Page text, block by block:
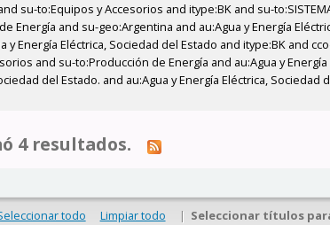
su-to:Equipos y Accesorios and itype:BK and su-
Energía and su-geo:Argentina and au:Agua y Energía
Energía Eléctrica, Sociedad del Estado and itype:BK and
and su-to:Producción de Energía and au:Agua y
del Estado. and au:Agua y Energía Eléctrica,
4 resultados.
todo Limpiar todo | Seleccionar títulos